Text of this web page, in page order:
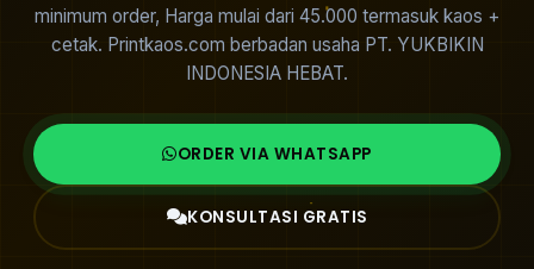
minimum order, Harga mulai dari 45.000 termasuk kaos +
cetak. Printkaos.com berbadan usaha PT. YUKBIKIN
INDONESIA HEBAT.
ORDER VIA WHATSAPP
KONSULTASI GRATIS